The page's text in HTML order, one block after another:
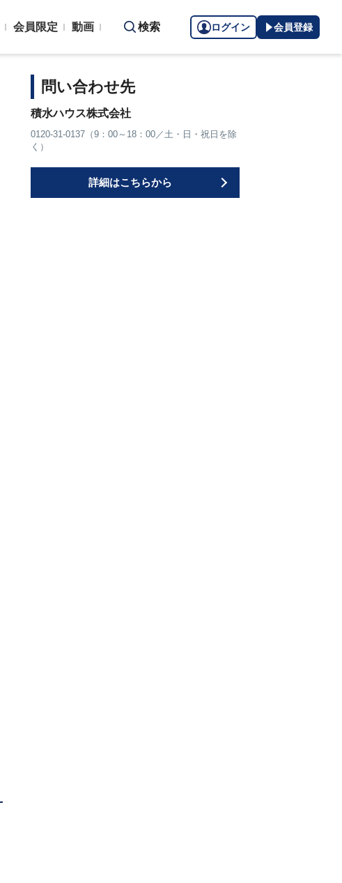
会員限定 動画 検索 ログイン 会員登録
問い合わせ先
積水ハウス株式会社
0120-31-0137（9：00～18：00／土・日・祝日を除
く）
詳細はこちらから